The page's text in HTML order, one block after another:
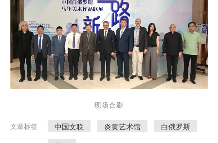
现场合影
文章标签 中国文联 炎黄艺术馆
白俄罗斯